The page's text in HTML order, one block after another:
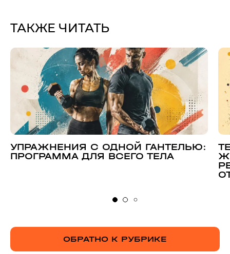
ТАКЖЕ ЧИТАТЬ
УПРАЖНЕНИЯ С ОДНОЙ ГАНТЕЛЬЮ:
ПРОГРАММА ДЛЯ ВСЕГО ТЕЛА
ОБРАТНО К РУБРИКЕ